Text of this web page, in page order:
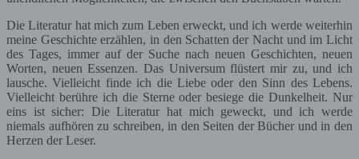
Die Literatur hat mich zum Leben erweckt, und ich werde weiterhin
meine Geschichte erzählen, in den Schatten der Nacht und im Licht
des Tages, immer auf der Suche nach neuen Geschichten, neuen
Worten, neuen Essenzen. Das Universum flüstert mir zu, und ich
lausche. Vielleicht finde ich die Liebe oder den Sinn des Lebens.
Vielleicht berühre ich die Sterne oder besiege die Dunkelheit. Nur
eins ist sicher: Die Literatur hat mich geweckt, und ich werde
niemals aufhören zu schreiben, in den Seiten der Bücher und in den
Herzen der Leser.